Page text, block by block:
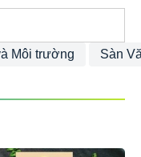
Môi trường Sàn